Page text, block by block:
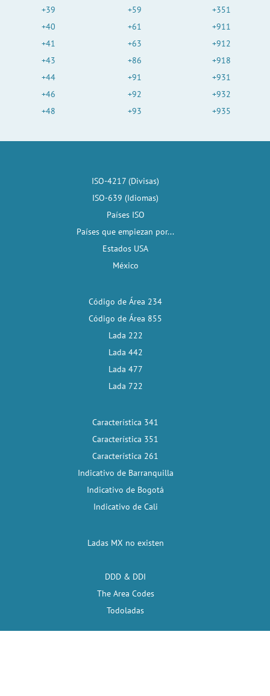
+39
+40
+41
+43
+44
+46
+48
+59
+61
+63
+86
+91
+92
+93
+351
+911
+912
+918
+931
+932
+935
ISO-4217 (Divisas)
ISO-639 (Idiomas)
Países ISO
Países que empiezan por...
Estados USA
México
Código de Área 234
Código de Área 855
Lada 222
Lada 442
Lada 477
Lada 722
Característica 341
Característica 351
Característica 261
Indicativo de Barranquilla
Indicativo de Bogotá
Indicativo de Cali
Ladas MX no existen
DDD & DDI
The Area Codes
Todoladas